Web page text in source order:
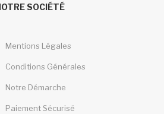
SOCIÉTÉ
Mentions Légales
Conditions Générales
Notre Démarche
Paiement Sécurisé